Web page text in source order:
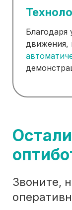
Благодаря
движения,
Звоните,